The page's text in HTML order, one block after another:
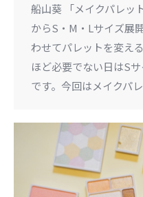
船山葵 「メイクパレッ
からS・M・Lサイズ展
わせてパレットを変え
ほど必要でない日はS
です。今回はメイクパ